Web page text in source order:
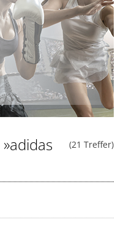
(21 Treffer)
»adidas